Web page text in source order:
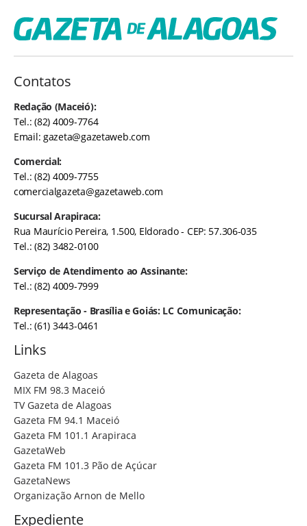
Contatos
Redação (Maceió):
Tel.: (82) 4009-7764
Email:gazeta@gazetaweb.com
Comercial:
Tel.: (82) 4009-7755
comercialgazeta@gazetaweb.com
Sucursal Arapiraca:
Rua Maurício Pereira, 1.500, Eldorado - CEP: 57.306-035
Tel.: (82) 3482-0100
Serviço de Atendimento ao Assinante:
Tel.: (82) 4009-7999
Representação - Brasília e Goiás: LC Comunicação:
Tel.: (61) 3443-0461
Links
Gazeta de Alagoas
MIX FM 98.3 Maceió
TV Gazeta de Alagoas
Gazeta FM 94.1 Maceió
Gazeta FM 101.1 Arapiraca
GazetaWeb
Gazeta FM 101.3 Pão de Açúcar
GazetaNews
Organização Arnon de Mello
Expediente